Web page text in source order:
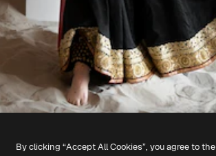
By clicking “Accept All Cookies”, you agree to